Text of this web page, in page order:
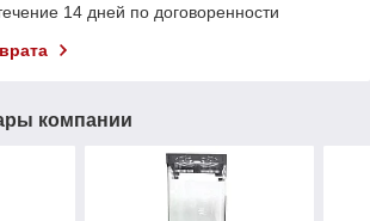
14 дней по договоренности
компании